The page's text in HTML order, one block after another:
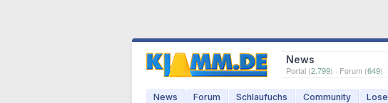
News
Portal (2.799) · Forum (649)
News Forum Schlaufuchs Community Lose